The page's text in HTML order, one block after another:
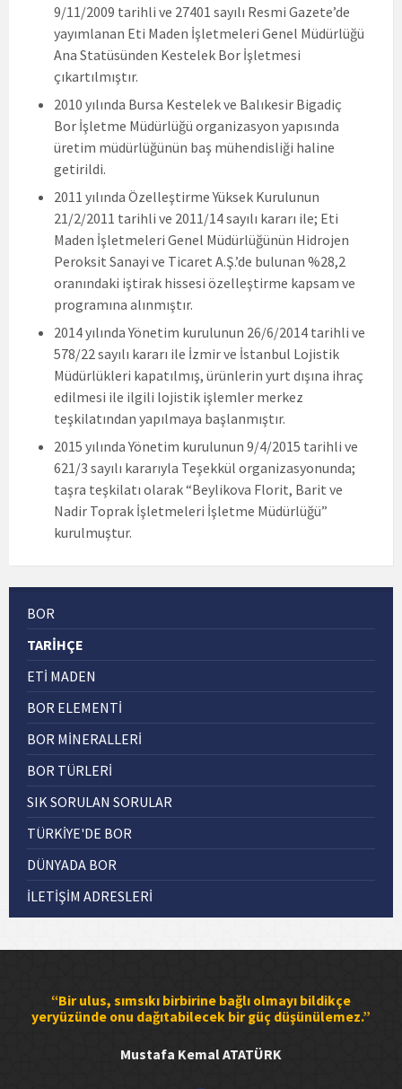
9/11/2009 tarihli ve 27401 sayılı Resmi Gazete’de
yayımlanan Eti Maden İşletmeleri Genel Müdürlüğü
Ana Statüsünden Kestelek Bor İşletmesi
çıkartılmıştır.
2010 yılında Bursa Kestelek ve Balıkesir Bigadiç
Bor İşletme Müdürlüğü organizasyon yapısında
üretim müdürlüğünün baş mühendisliği haline
getirildi.
2011 yılında Özelleştirme Yüksek Kurulunun
21/2/2011 tarihli ve 2011/14 sayılı kararı ile; Eti
Maden İşletmeleri Genel Müdürlüğünün Hidrojen
Peroksit Sanayi ve Ticaret A.Ş.’de bulunan %28,2
oranındaki iştirak hissesi özelleştirme kapsam ve
programına alınmıştır.
2014 yılında Yönetim kurulunun 26/6/2014 tarihli ve
578/22 sayılı kararı ile İzmir ve İstanbul Lojistik
Müdürlükleri kapatılmış, ürünlerin yurt dışına ihraç
edilmesi ile ilgili lojistik işlemler merkez
teşkilatından yapılmaya başlanmıştır.
2015 yılında Yönetim kurulunun 9/4/2015 tarihli ve
621/3 sayılı kararıyla Teşekkül organizasyonunda;
taşra teşkilatı olarak “Beylikova Florit, Barit ve
Nadir Toprak İşletmeleri İşletme Müdürlüğü”
kurulmuştur.
BOR
TARIHÇE
ETI MADEN
BOR ELEMENTİ
BOR MİNERALLERİ
BOR TÜRLERİ
SIK SORULAN SORULAR
TÜRKİYE'DE BOR
DÜNYADA BOR
İLETİŞİM ADRESLERİ
“Bir ulus, sımsıkı birbirine bağlı olmayı bildikçe
yeryüzünde onu dağıtabilecek bir güç düşünülemez.”
Mustafa Kemal ATATÜRK